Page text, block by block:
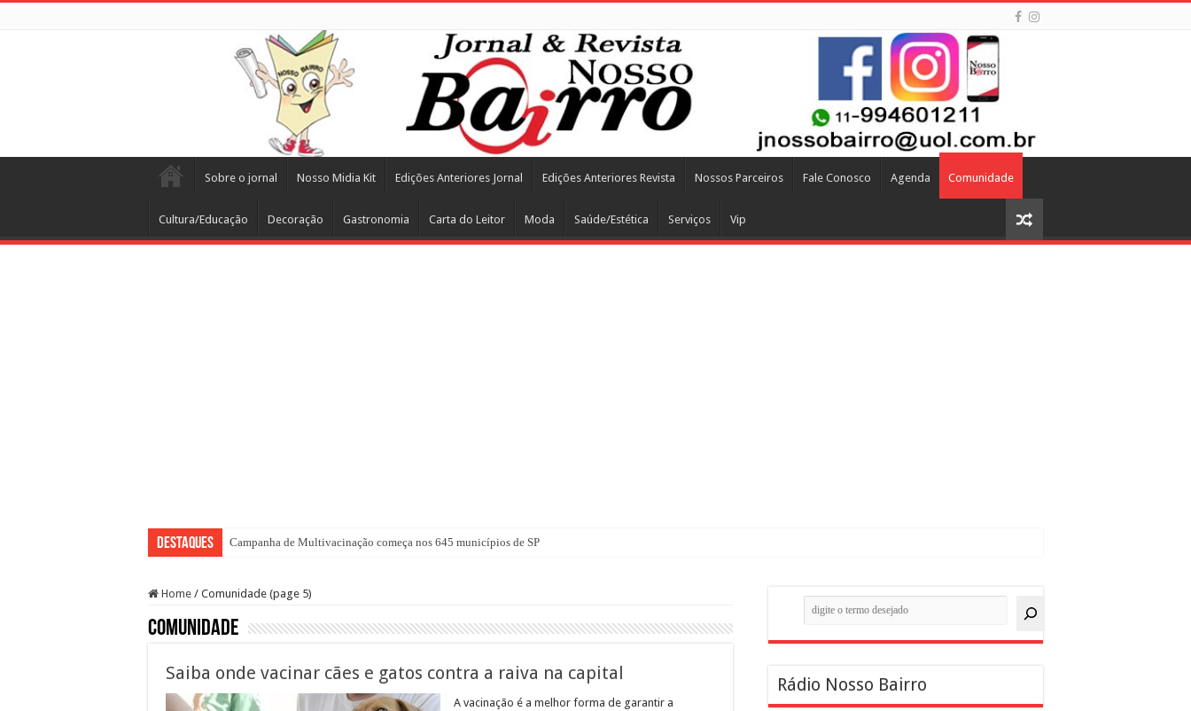
Sobre o jornal Nosso Midia Kit Edições Anteriores Jornal Edições Anteriores Revista Nossos Parceiros Fale Conosco Agenda Comunidade
Cultura/Educação Decoração Gastronomia Carta do Leitor Moda Saúde/Estética Serviços Vip
Destaques Campanha de Multivacinação começa nos 645 municípios de SP
Home / Comunidade (page 5)
Comunidade
Saiba onde vacinar cães e gatos contra a raiva na capital
A vacinação é a melhor forma de garantir a
Pesquisar
Rádio Nosso Bairro